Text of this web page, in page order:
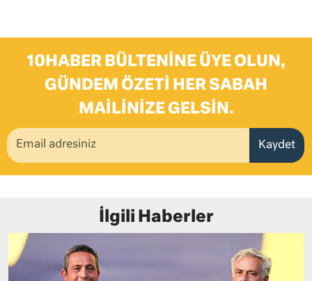
10HABER BÜLTENINE ÜYE OLUN,
GÜNDEM ÖZETI HER SABAH
MAILINIZE GELSIN.
Kaydet
İlgili Haberler